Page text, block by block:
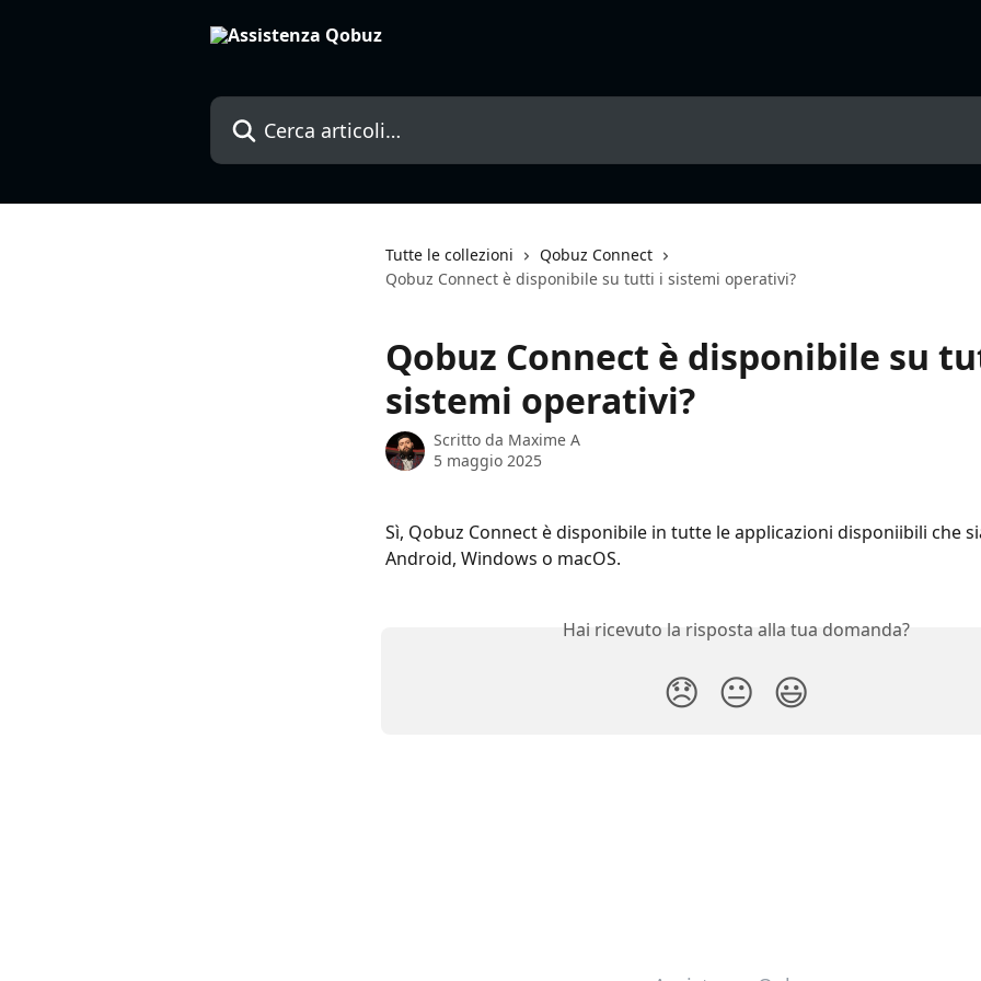
Cerca articoli…
Tutte le collezioni
Qobuz Connect
Qobuz Connect è disponibile su tutti i sistemi operativi?
Qobuz Connect è disponibile su
sistemi operativi?
Scritto da Maxime A
5 maggio 2025
Sì, Qobuz Connect è disponibile in tutte le applicazioni disponiibili che
Android, Windows o macOS.
Hai ricevuto la risposta alla tua domanda?
😞 😐 😃